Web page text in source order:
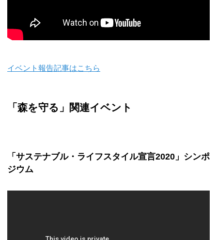
イベント報告記事はこちら
「森を守る」関連イベント
「サステナブル・ライフスタイル宣言2020」シンポ
ジウム